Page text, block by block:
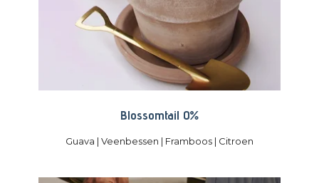
Blossomtail 0%
Guava | Veenbessen | Framboos | Citroen